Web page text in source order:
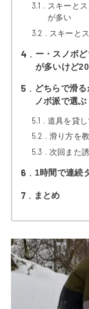
3.1
スキーと
が多い
3.2 スキーと
4
ー・スノボ
が多いけど
5
どちらで滑
ノボ派で選ぶ
5.1
道具を貸
5.2 滑り方を
5.3 次回また
6 1時間で連続
7 まとめ